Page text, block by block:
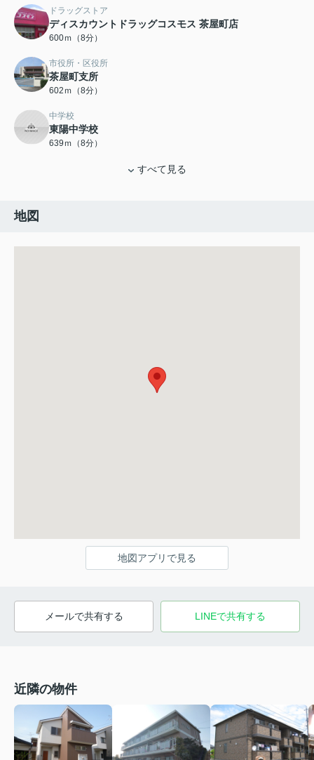
ドラッグストア
ディスカウントドラッグコスモス 茶屋町店
600ｍ（8分）
市役所・区役所
茶屋町支所
602ｍ（8分）
中学校
東陽中学校
639ｍ（8分）
すべて見る
地図
地図アプリで見る
メールで共有する LINEで共有する
近隣の物件